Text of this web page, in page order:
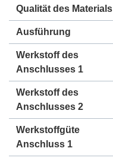
Qualität des Materials
Ausführung
Werkstoff des
Anschlusses 1
Werkstoff des
Anschlusses 2
Werkstoffgüte
Anschluss 1